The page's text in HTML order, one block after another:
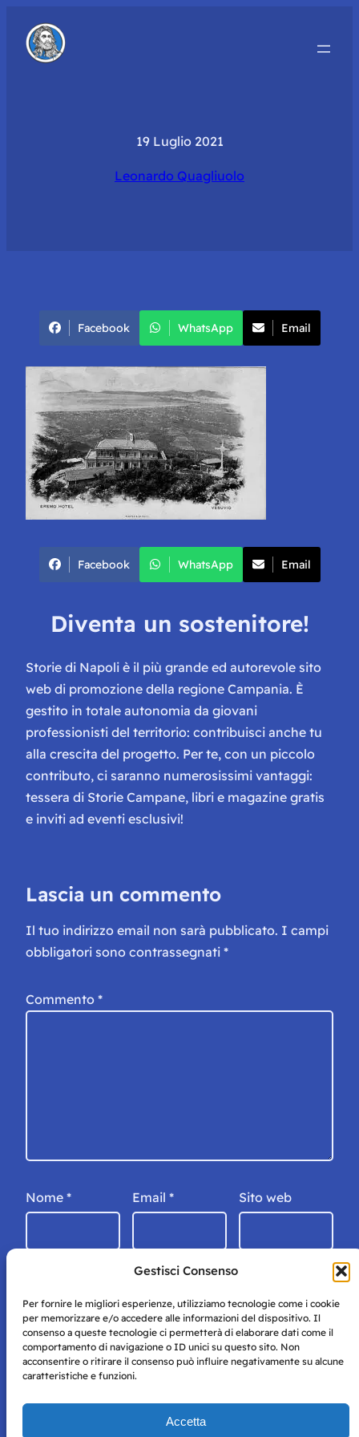
Gestisci Consenso
Per fornire le migliori esperienze, utilizziamo tecnologie come i cookie
per memorizzare e/o accedere alle informazioni del dispositivo. Il
consenso a queste tecnologie ci permetterà di elaborare dati come il
comportamento di navigazione o ID unici su questo sito. Non
acconsentire o ritirare il consenso può influire negativamente su alcune
caratteristiche e funzioni.
Accetta
19 Luglio 2021
Leonardo Quagliuolo
Facebook WhatsApp Email
Facebook WhatsApp Email
Diventa un sostenitore!
Storie di Napoli è il più grande ed autorevole sito
web di promozione della regione Campania. È
gestito in totale autonomia da giovani
professionisti del territorio: contribuisci anche tu
alla crescita del progetto. Per te, con un piccolo
contributo, ci saranno numerosissimi vantaggi:
tessera di Storie Campane, libri e magazine gratis
e inviti ad eventi esclusivi!
Lascia un commento
Il tuo indirizzo email non sarà pubblicato. I campi
obbligatori sono contrassegnati *
Commento *
Nome * Email * Sito web
Storie di Napoli è una testata registrata presso il tribunale di